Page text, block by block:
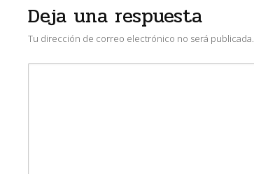
Deja una respuesta
Tu dirección de correo electrónico no será publicada.